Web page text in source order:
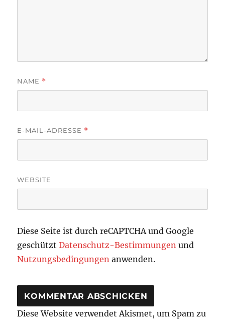
NAME *
E-MAIL-ADRESSE *
WEBSITE
Diese Seite ist durch reCAPTCHA und Google
geschütztDatenschutz-Bestimmungen und
Nutzungsbedingungen anwenden.
Diese Website verwendet Akismet, um Spam zu